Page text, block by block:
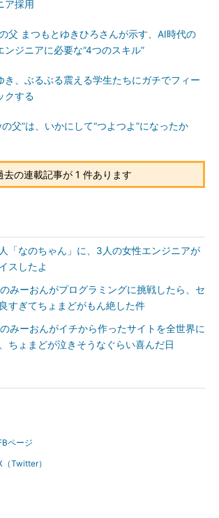
ア採用
父 まつもとゆきひろさんが示す、AI時代の
ンジニアに必要な“4つのスキル”
き、ぶるぶる震える学生たちにガチでフィー
クする
の父”は、いかにして“つよつよ”になったか
去の連載記事が 1 件あります
「なのちゃん」に、3人の女性エンジニアが
スしたよ
みーおんがプログラミングに挑戦したら、セ
すぎてちょまどがもん絶した件
みーおんがイチから作ったサイトを全世界に
ちょまどが泣きそうなぐらい喜んだ日
ページ
Twitter）